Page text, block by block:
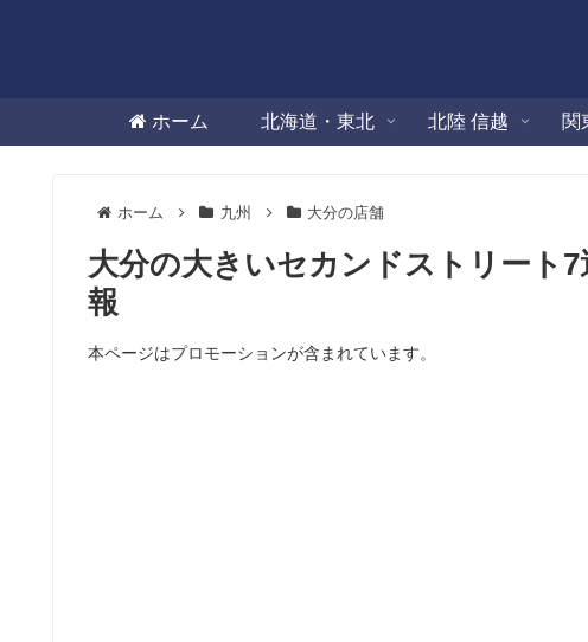
ホーム 北海道・東北 北陸 信越 関
ホーム 九州 大分の店舗
大分の大きいセカンドストリート
報
本ページはプロモーションが含まれています。